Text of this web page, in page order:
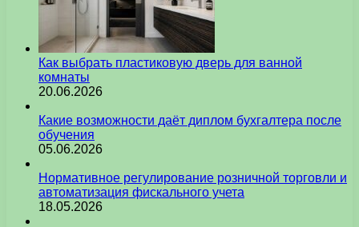
Как выбрать пластиковую дверь для ванной
комнаты
20.06.2026
Какие возможности даёт диплом бухгалтера после
обучения
05.06.2026
Нормативное регулирование розничной торговли и
автоматизация фискального учета
18.05.2026